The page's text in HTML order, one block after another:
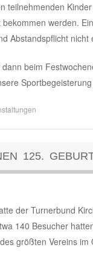
teilnehmenden
werden.
Abstandspflicht nicht
beim
125.
der Turnerbund
140 Besucher
größten Vereins im